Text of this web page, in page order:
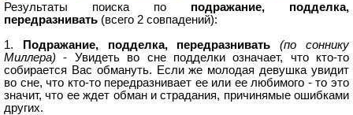
Результаты поиска по подражание, подделка,
передразнивать (всего 2 совпадений):
1.
Подражание, подделка, передразнивать(по соннику
Миллера) - Увидеть во сне подделки означает, что кто-то
собирается Вас обмануть. Если же молодая девушка увидит
во сне, что кто-то передразнивает ее или ее любимого - то это
значит, что ее ждет обман и страдания, причинямые ошибками
других.